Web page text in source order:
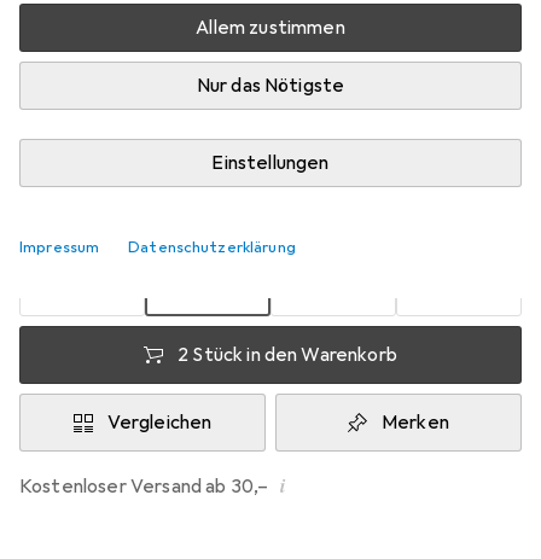
Allem zustimmen
Nur das Nötigste
Einstellungen
Impressum Datenschutzerklärung
Zwischen Fr, 21.8. und Mi, 26.8. geliefert
Mehr als 10 Stück an Lager beim Lieferanten
Benachrichtigen, wenn schneller verfügbar
EUR
11,99
pro Stück
EUR
10,66
pro Stück
EUR
10,05
pro Stück
2 Stück in den Warenkorb
Vergleichen Merken
Kostenloser Versand ab 30,– i